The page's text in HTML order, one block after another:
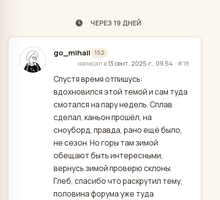
ЧЕРЕЗ 19 ДНЕЙ
go_mihail 152
отредактировано
написал в13 сент. 2025 г., 09:54 · #18
Спустя время отпишусь:
вдохновился этой темой и сам туда
смотался на пару недель. Сплав
сделал, каньон прошёл, на
сноуборд, правда, рано ещё было,
не сезон. Но горы там зимой
обещают быть интересными,
вернусь зимой проверю склоны.
Глеб, спасибо что раскрутил тему,
половина форума уже туда